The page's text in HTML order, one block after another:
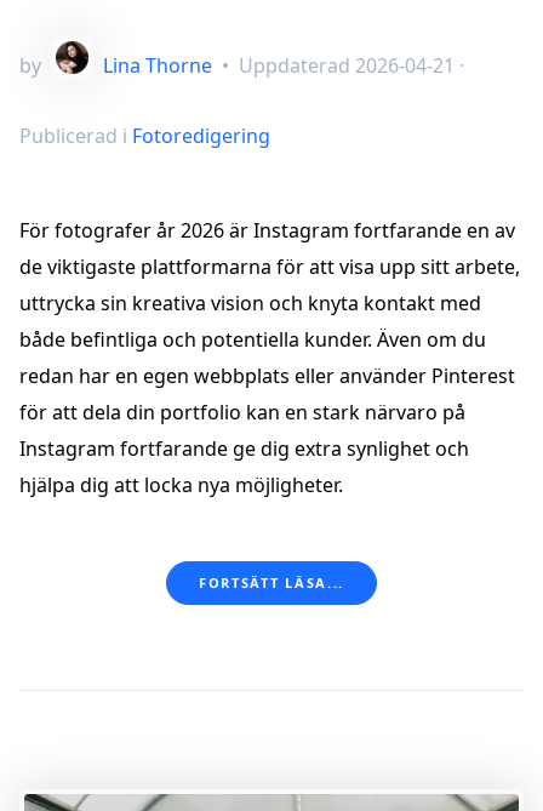
by Lina Thorne • Uppdaterad 2026-04-21 ·
Publicerad i Fotoredigering
För fotografer år 2026 är Instagram fortfarande en av
de viktigaste plattformarna för att visa upp sitt arbete,
uttrycka sin kreativa vision och knyta kontakt med
både befintliga och potentiella kunder. Även om du
redan har en egen webbplats eller använder Pinterest
för att dela din portfolio kan en stark närvaro på
Instagram fortfarande ge dig extra synlighet och
hjälpa dig att locka nya möjligheter.
FORTSÄTT LÄSA...